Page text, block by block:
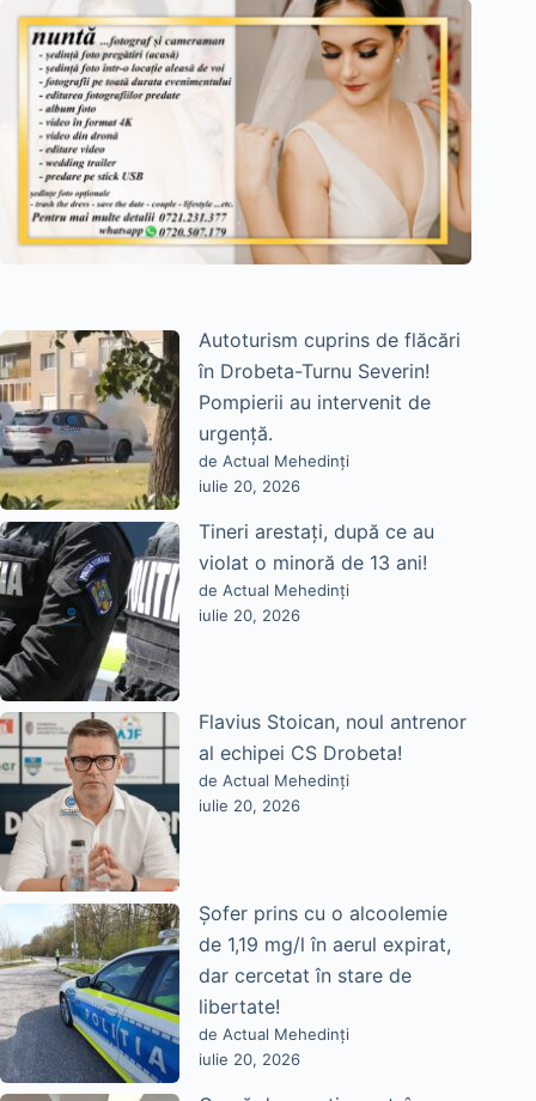
Autoturism cuprins de flăcări
în Drobeta-Turnu Severin!
Pompierii au intervenit de
urgență.
de Actual Mehedinți
iulie 20, 2026
Tineri arestați, după ce au
violat o minoră de 13 ani!
de Actual Mehedinți
iulie 20, 2026
Flavius Stoican, noul antrenor
al echipei CS Drobeta!
de Actual Mehedinți
iulie 20, 2026
Șofer prins cu o alcoolemie
de 1,19 mg/l în aerul expirat,
dar cercetat în stare de
libertate!
de Actual Mehedinți
iulie 20, 2026